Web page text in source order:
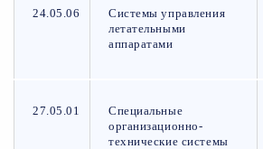
24.05.06
Системы управления
летательными
аппаратами
27.05.01
Специальные
организационно-
технические системы